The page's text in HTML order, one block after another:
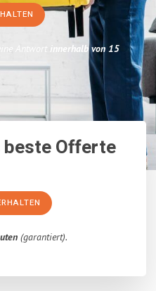
Antwort innerhalb von 15
beste Offerte
(garantiert).